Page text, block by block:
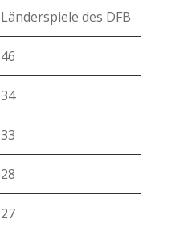
Länderspiele des DFB
46
34
33
28
27